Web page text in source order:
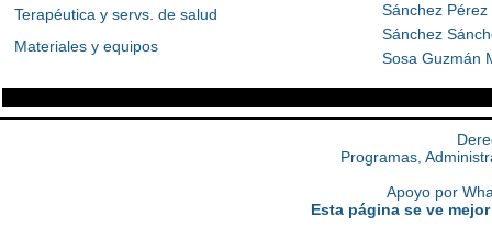
Terapéutica y servs. de salud
Materiales y equipos
Sánchez Pérez
Sánchez
Sosa Guzmán
Programas,
Apoyo por
Esta página se ve